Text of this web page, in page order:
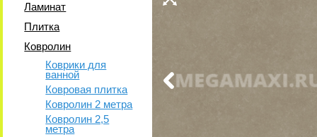
Ламинат
Плитка
Ковролин
Коврики для
ванной
Ковровая плитка
Ковролин 2 метра
Ковролин 2,5
метра